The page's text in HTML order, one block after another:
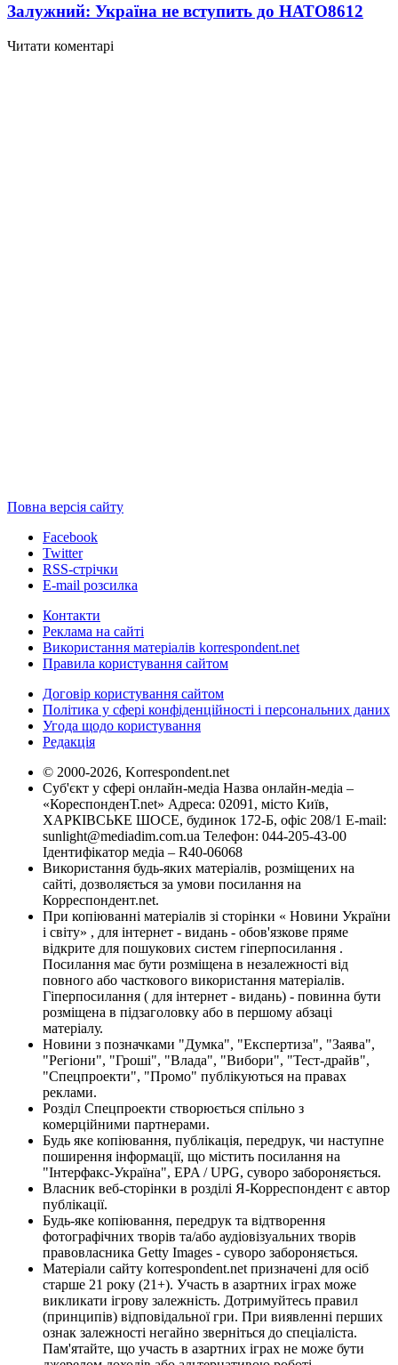
Залужний: Україна не вступить до НАТО8612
Читати коментарі
Повна версія сайту
Facebook
Twitter
RSS-стрічки
E-mail розсилка
Контакти
Реклама на сайті
Використання матеріалів korrespondent.net
Правила користування сайтом
Договір користування сайтом
Політика у сфері конфіденційності і персональних даних
Угода щодо користування
Редакція
© 2000-2026, Korrespondent.net
Суб'єкт у сфері онлайн-медіа Назва онлайн-медіа –
«КореспонденТ.net» Адреса: 02091, місто Київ,
ХАРКІВСЬКЕ ШОСЕ, будинок 172-Б, офіс 208/1 E-mail:
sunlight@mediadim.com.ua Телефон: 044-205-43-00
Ідентифікатор медіа – R40-06068
Використання будь-яких матеріалів, розміщених на
сайті, дозволяється за умови посилання на
Корреспондент.net.
При копіюванні матеріалів зі сторінки « Новини України
і світу» , для інтернет - видань - обов'язкове пряме
відкрите для пошукових систем гіперпосилання .
Посилання має бути розміщена в незалежності від
повного або часткового використання матеріалів.
Гіперпосилання ( для інтернет - видань) - повинна бути
розміщена в підзаголовку або в першому абзаці
матеріалу.
Новини з позначками "Думка", "Експертиза", "Заява",
"Регіони", "Гроші", "Влада", "Вибори", "Тест-драйв",
"Спецпроекти", "Промо" публікуються на правах
реклами.
Розділ Спецпроекти створюється спільно з
комерційними партнерами.
Будь яке копіювання, публікація, передрук, чи наступне
поширення інформації, що містить посилання на
"Інтерфакс-Україна", EPA / UPG, суворо забороняється.
Власник веб-сторінки в розділі Я-Корреспондент є автор
публікації.
Будь-яке копіювання, передрук та відтворення
фотографічних творів та/або аудіовізуальних творів
правовласника Getty Images - суворо забороняється.
Матеріали сайту korrespondent.net призначені для осіб
старше 21 року (21+). Участь в азартних іграх може
викликати ігрову залежність. Дотримуйтесь правил
(принципів) відповідальної гри. При виявленні перших
ознак залежності негайно зверніться до спеціаліста.
Пам'ятайте, що участь в азартних іграх не може бути